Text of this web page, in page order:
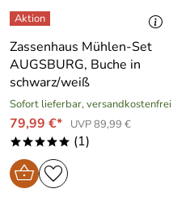
Zassenhaus Mühlen-Set
AUGSBURG, Buche in
schwarz/weiß
Sofort lieferbar, versandkostenfrei
79,99 €* UVP 89,99 €
***** (1)